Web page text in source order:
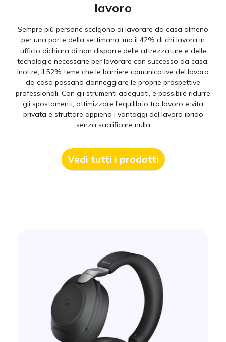
lavoro
Sempre più persone scelgono di lavorare da casa almeno
per una parte della settimana, ma il 42% di chi lavora in
ufficio dichiara di non disporre delle attrezzature e delle
tecnologie necessarie per lavorare con successo da casa.
Inoltre, il 52% teme che le barriere comunicative del lavoro
da casa possano danneggiare le proprie prospettive
professionali. Con gli strumenti adeguati, è possibile ridurre
gli spostamenti, ottimizzare l'equilibrio tra lavoro e vita
privata e sfruttare appieno i vantaggi del lavoro ibrido
senza sacrificare nulla
Vedi tutti i prodotti
Sebbene il numero di persone che lavorano da casa sia
continua a essere un luogo di lavoro vitale, che offre
possibilità uniche di collaborazione personale,
socializzazione e sviluppo della cultura di squadra. Il 68%
dei lavoratori ha dichiarato che la propria settimana
lavorativa perfetta includerebbe giorni sia a casa che in
ufficio. Tuttavia, poiché gli uffici possono essere fonte di
distrazione, è fondamentale garantire che i team siano
ben preparati per il successo, con una combinazione di
spazi tranquilli per concentrarsi e sale dotate di sistemi di
videoconferenza di alta qualità, in modo da poter
diverse località.
spazio di lavoro
Da tempo Jabra riconosce che il lavoro non è un luogo
dove si va, ma qualcosa che si fa. Con una nuova era di
lavoro ibrido all'orizzonte, questa maggiore flessibilità
porterà benefici non solo ai dipendenti. Il 76% dei
dipendenti ha dichiarato di preferire lavorare per
un'azienda che incoraggia uno stile di lavoro misto. Con
l'infrastruttura IT corretta, l'ubicazione non è più un
ostacolo per attrarre personale di alto livello da tutto il
mondo.
Vedi tutti i prodotti